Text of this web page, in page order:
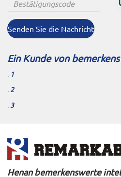
Senden Sie die Nachricht
Ein Kunde von
. 1
. 2
. 3
Henan bemerkenswerte